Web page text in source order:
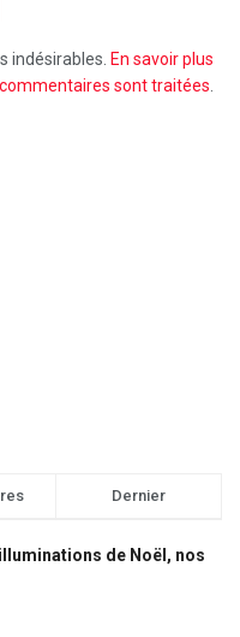
indésirables. En savoir plus
sont traitées.
Dernier
de Noël, nos